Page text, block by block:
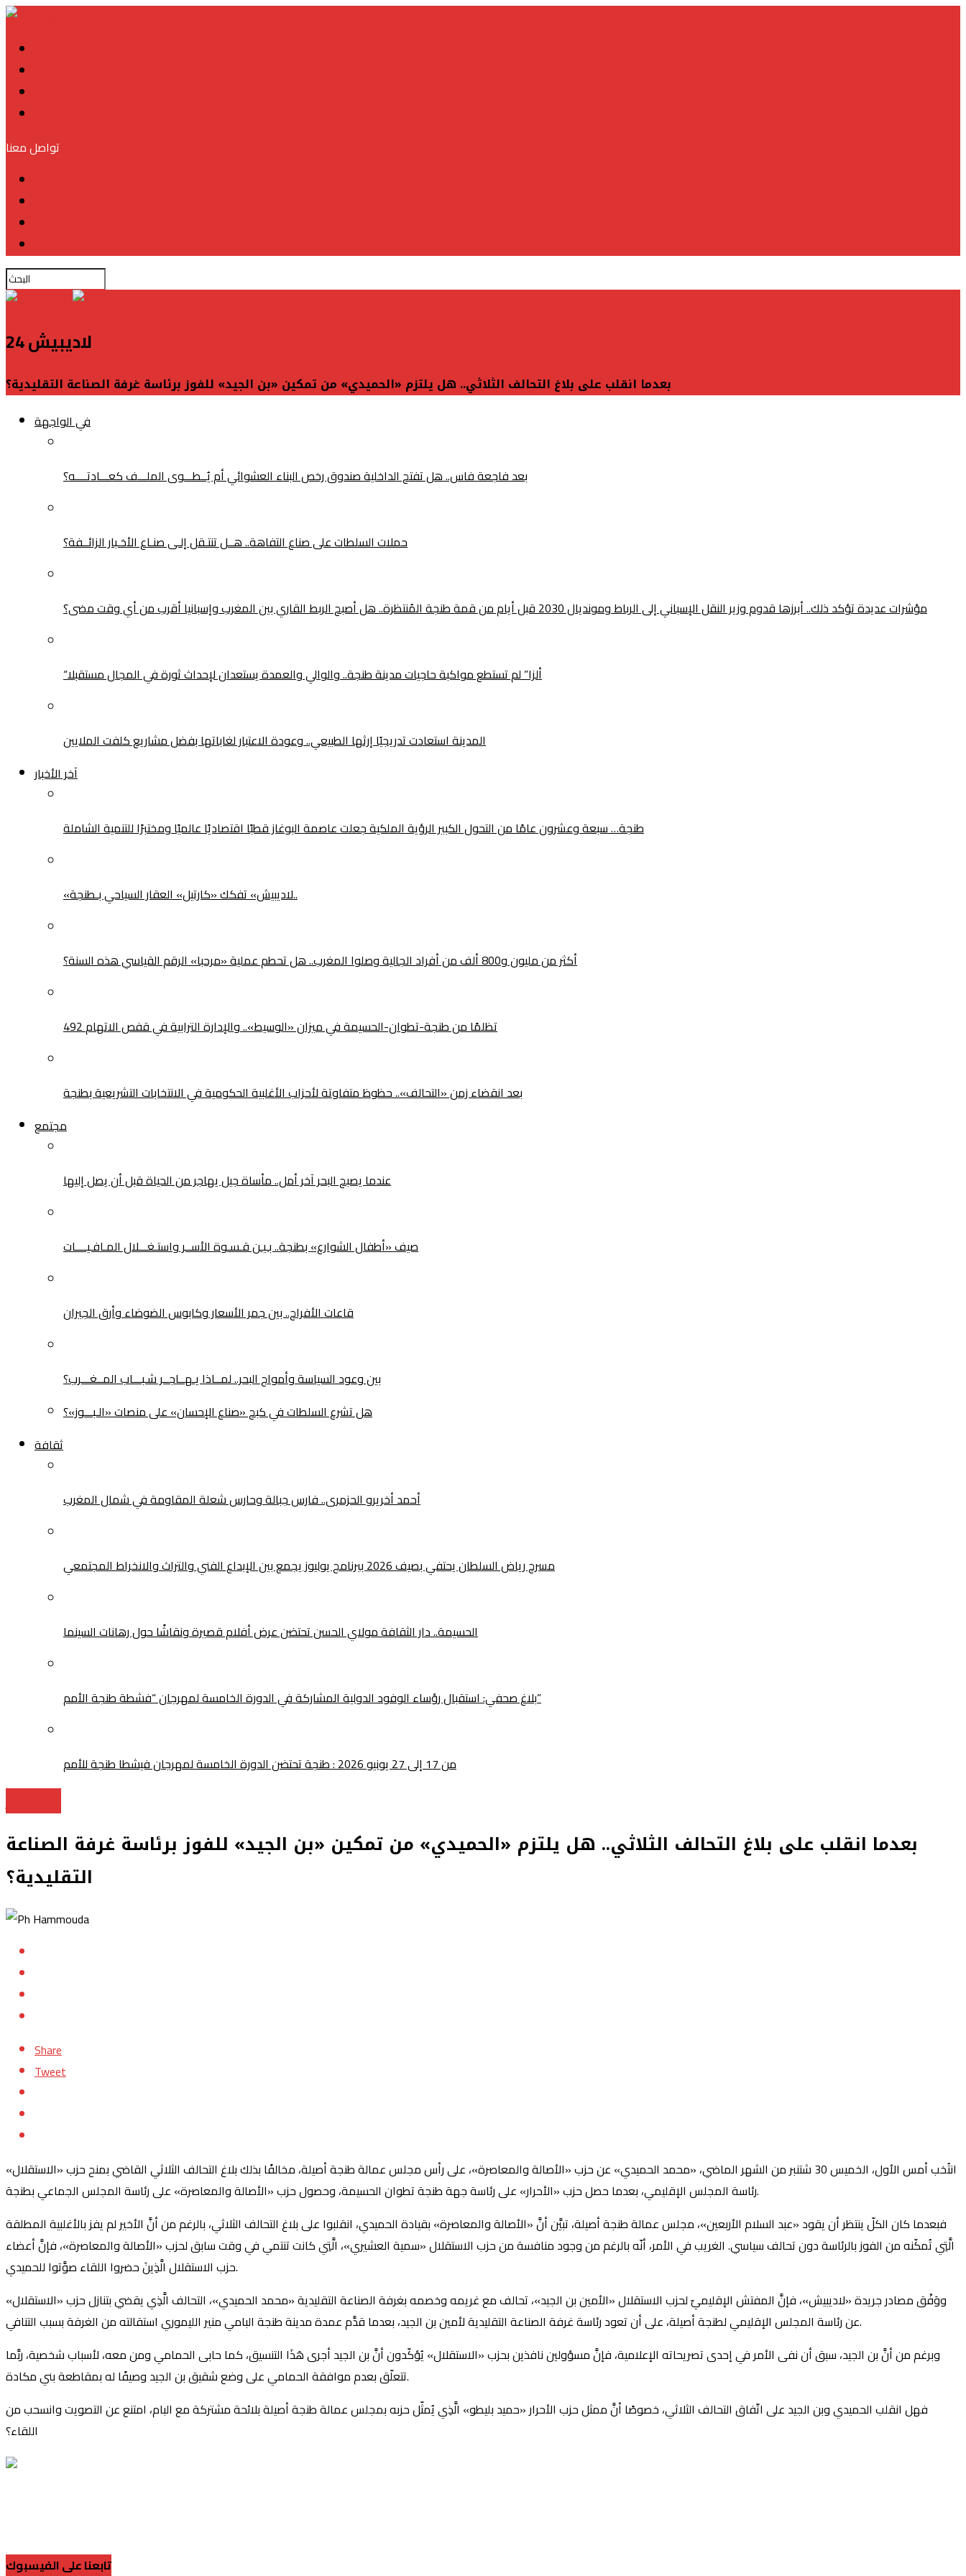
تواصل معنا
لاديبيش 24
بعدما انقلب على بلاغ التحالف الثلاثي.. هل يلتزم «الحميدي» من تمكين «بن الجيد» للفوز برئاسة غرفة الصناعة التقليدية؟
في الواجهة
بعد فاجعة فاس.. هل تفتح الداخلية صندوق رخص البناء العشوائي أم يُــطـــوى الملـــف كعـــادتــــه؟
حملات السلطات على صناع التفاهة.. هــل تنتـقل إلـى صنـاع الأخـبار الزائــفة؟
مؤشرات عديدة تؤكد ذلك.. أبرزها قدوم وزير النقل الإسباني إلى الرباط ومونديال 2030 قبل أيام من قمة طنجة المُنتظرة.. هل أصبح الربط القاري بين المغرب وإسبانيا أقرب من أي وقت مضى؟
“ألزا” لم تستطع مواكبة حاجيات مدينة طنجة.. والوالي والعمدة يستعدان لإحداث ثورة في المجال مستقبلا
المدينة استعادت تدريجيًا إرثها الطبيعي.. وعودة الاعتبار لغاباتها بفضل مشاريع كلفت الملايين
آخر الأخبار
طنجة… سبعة وعشرون عامًا من التحول الكبير الرؤية الملكية جعلت عاصمة البوغاز قطبًا اقتصاديًا عالميًا ومختبرًا للتنمية الشاملة
«لاديبيش» تفكك «كارتيل» العقار السياحي بـطنجة..
أكثر من مليون و800 ألف من أفراد الجالية وصلوا المغرب.. هل تحطم عملية «مرحبا» الرقم القياسي هذه السنة؟
492 تظلمًا من طنجة-تطوان-الحسيمة في ميزان «الوسيط».. والإدارة الترابية في قفص الاتهام
بعد انقضاء زمن «التحالف».. حظوظ متفاوتة لأحزاب الأغلبية الحكومية في الانتخابات التشريعية بطنجة
مجتمع
عندما يصبح البحر آخر أمل.. مأساة جيل يهاجر من الحياة قبل أن يصل إليها
صيف «أطفال الشوارع» بطنجة.. بـيـن قـسـوة الأســر واستـغـــلال المـافـيــــات
قاعات الأفراح.. بين جمر الأسعار وكابوس الضوضاء وأرق الجيران
بين وعود السياسة وأمواج البحر.. لمــاذا يـهــاجــر شـبـــاب المــغـــرب؟
هل تشرع السلطات في كبح «صناع الإحسان» على منصات «الـبـــوز»؟
ثقافة
أحمد أخريرو الحزمرى.. فارس جبالة وحارس شعلة المقاومة في شمال المغرب
مسرح رياض السلطان يحتفي بصيف 2026 ببرنامج يوليوز يجمع بين الإبداع الفني والتراث والانخراط المجتمعي
الحسيمة.. دار الثقافة مولاي الحسن تحتضن عرض أفلام قصيرة ونقاشًا حول رهانات السينما
بلاغ صحفي: استقبال رؤساء الوفود الدولية المشاركة في الدورة الخامسة لمهرجان “فشطة طنجة الأمم”
من 17 إلى 27 يونيو 2026 : طنجة تحتضن الدورة الخامسة لمهرجان فيشطا طنجة للأمم
بعدما انقلب على بلاغ التحالف الثلاثي.. هل يلتزم «الحميدي» من تمكين «بن الجيد» للفوز برئاسة غرفة الصناعة
التقليدية؟
Share
Tweet
انتُخب أمس الأول، الخميس 30 شتنبر من الشهر الماضي، «محمد الحميدي» عن حزب «الأصالة والمعاصرة»، على رأس مجلس عمالة طنجة أصيلة، مخالفًا بذلك بلاغ التحالف الثلاثي القاضي بمنح حزب «الاستقلال»
رئاسة المجلس الإقليمي، بعدما حصل حزب «الأحرار» على رئاسة جهة طنجة تطوان الحسيمة، وحصول حزب «الأصالة والمعاصرة» على رئاسة المجلس الجماعي بطنجة.
فبعدما كان الكلّ ينتظر أن يقود «عبد السلام الأربعين»، مجلس عمالة طنجة أصيلة، تبيَّن أنَّ «الأصالة والمعاصرة» بقيادة الحميدي، انقلبوا على بلاغ التحالف الثلاثي، بالرغم من أنَّ الأخير لم يفز بالأغلبية المطلقة
الَّتِي تُمكّنه من الفوز بالرئاسة دون تحالف سياسي. الغريب في الأمر، أنّه بالرغم من وجود منافسة من حزب الاستقلال «سمية العشيري»، الَّتِي كانت تنتمي في وقت سابق لحزب «الأصالة والمعاصرة»، فإنَّ أعضاء
حزب الاستقلال الَّذِينَ حضروا اللقاء صوَّتوا للحميدي.
ووَفْق مصادر جريدة «لاديبيش»، فإنَّ المفتش الإقليميّ لحزب الاستقلال «الأمين بن الجيد»، تحالف مع غريمه وخصمه بغرفة الصناعة التقليدية «محمد الحميدي»، التحالف الَّذِي يقضي بتنازل حزب «الاستقلال»
عن رئاسة المجلس الإقليمي لطنجة أصيلة، على أن تعود رئاسة غرفة الصناعة التقليدية لأمين بن الجيد، بعدما قدَّم عمدة مدينة طنجة البامي منير الليموري استقالته من الغرفة بسبب التنافي.
وبرغم من أنَّ بن الجيد، سبق أن نفى الأمر في إحدى تصريحاته الإعلامية، فإنَّ مسؤولين نافذين بحزب «الاستقلال» يُؤكّدون أنَّ بن الجيد أجرى هَذَا التنسيق، كما حابى الحمامي ومن معه، لأسباب شخصية، ربَّما
تتعلّق بعدم موافقة الحمامي على وضع شقيق بن الجيد وصيفًا له بمقاطعة بني مكادة.
فهل انقلب الحميدي وبن الجيد على اتّفاق التحالف الثلاثي، خصوصًا أنَّ ممثل حزب الأحرار «حميد بليطو» الَّذِي يُمثّل حزبه بمجلس عمالة طنجة أصيلة بلائحة مشتركة مع البام، امتنع عن التصويت وانسحب من
اللقاء؟
تابعنا على الفيسبوك